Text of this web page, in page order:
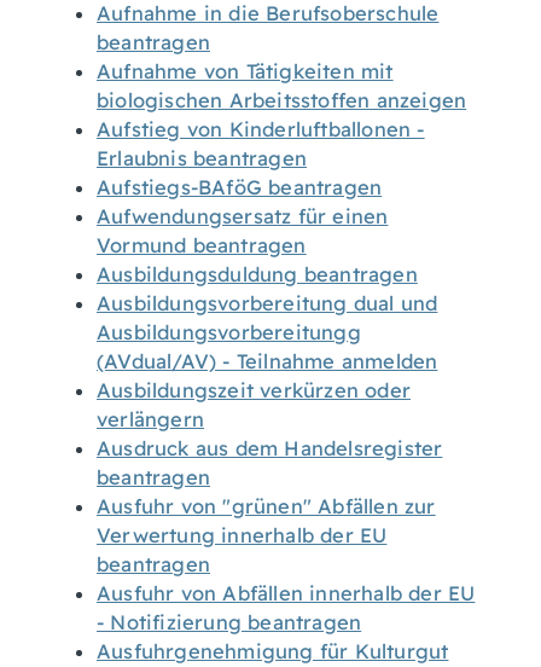
Aufnahme in die Berufsoberschule
beantragen
Aufnahme von Tätigkeiten mit
biologischen Arbeitsstoffen anzeigen
Aufstieg von Kinderluftballonen -
Erlaubnis beantragen
Aufstiegs-BAföG beantragen
Aufwendungsersatz für einen
Vormund beantragen
Ausbildungsduldung beantragen
Ausbildungsvorbereitung dual und
Ausbildungsvorbereitungg
(AVdual/AV) - Teilnahme anmelden
Ausbildungszeit verkürzen oder
verlängern
Ausdruck aus dem Handelsregister
beantragen
Ausfuhr von "grünen" Abfällen zur
Verwertung innerhalb der EU
beantragen
Ausfuhr von Abfällen innerhalb der EU
- Notifizierung beantragen
Ausfuhrgenehmigung für Kulturgut